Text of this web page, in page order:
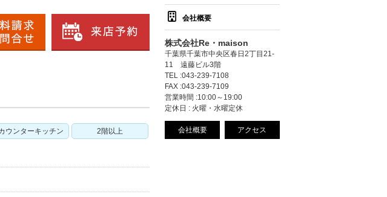
ウンターキッチン 2階以上
会社概要
株式会社Re・maison
千葉県千葉市中央区春日2丁目21-
11 遠藤ビル3階
TEL :043-239-7108
FAX :043-239-7109
営業時間 :10:00～19:00
定休日 : 火曜・水曜定休
会社概要 アクセス